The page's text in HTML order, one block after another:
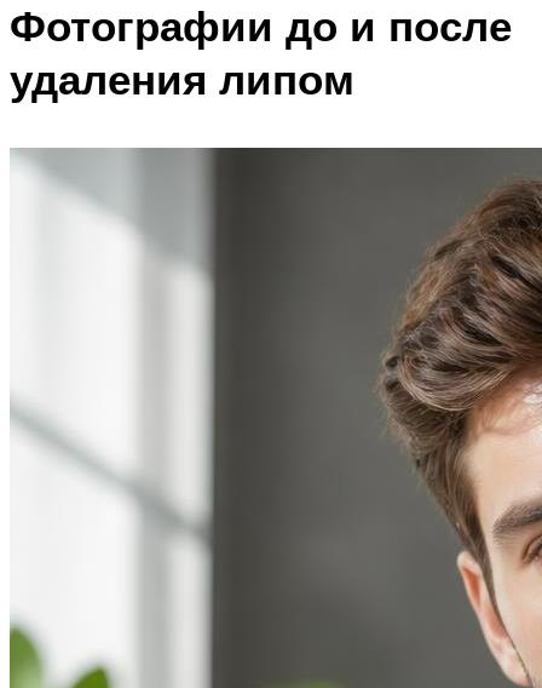
Фотографии до и после
удаления липом